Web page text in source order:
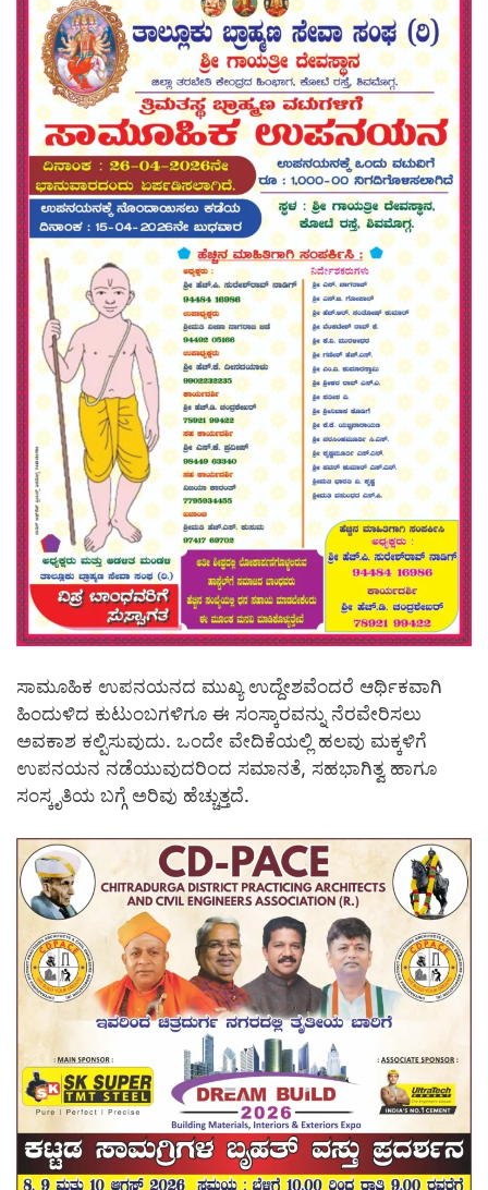
ಸಾಮೂಹಿಕ ಉಪನಯನದ ಮುಖ್ಯ ಉದ್ದೇಶವೆಂದರೆ ಆರ್ಥಿಕವಾಗಿ
ಹಿಂದುಳಿದ ಕುಟುಂಬಗಳಿಗೂ ಈ ಸಂಸ್ಕಾರವನ್ನು ನೆರವೇರಿಸಲು
ಅವಕಾಶ ಕಲ್ಪಿಸುವುದು. ಒಂದೇ ವೇದಿಕೆಯಲ್ಲಿ ಹಲವು ಮಕ್ಕಳಿಗೆ
ಉಪನಯನ ನಡೆಯುವುದರಿಂದ ಸಮಾನತೆ, ಸಹಭಾಗಿತ್ವ ಹಾಗೂ
ಸಂಸ್ಕೃತಿಯ ಬಗ್ಗೆ ಅರಿವು ಹೆಚ್ಚುತ್ತದೆ.